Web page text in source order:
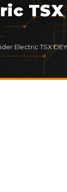
TSX
Electric TSX